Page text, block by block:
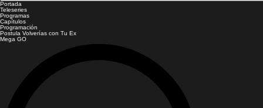
Portada
Teleseries
Programas
Capítulos
Programación
Postula Volverías con Tu Ex
Mega GO